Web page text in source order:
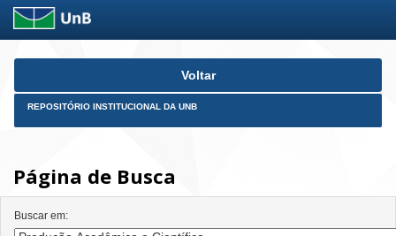
Skip
Voltar
REPOSITÓRIO INSTITUCIONAL DA UNB
Página de Busca
Buscar em: